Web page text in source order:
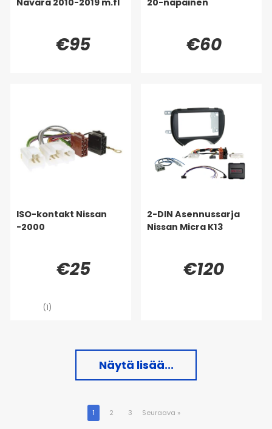
€95 €60
ISO-kontakt Nissan
-2000
€25
(1)
2-DIN Asennussarja
Nissan Micra K13
€120
Näytä lisää...
1 2 3 Seuraava »